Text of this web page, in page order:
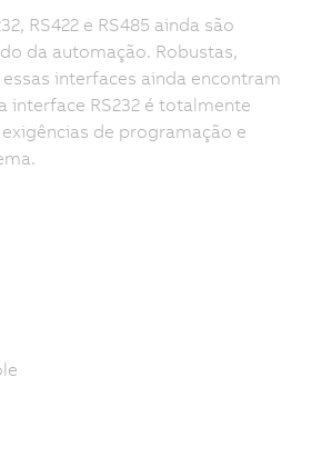
RS422 e RS485 ainda são
da automação. Robustas,
interfaces ainda encontram
interface RS232 é totalmente
de programação e